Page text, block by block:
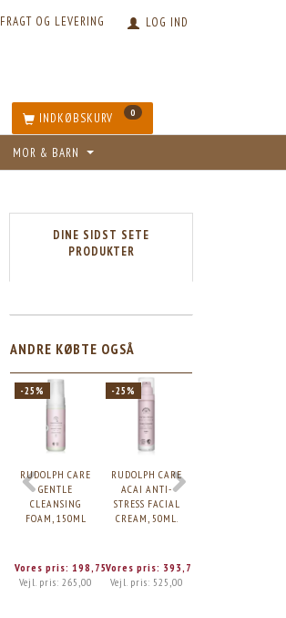
LOG IND
FRAGT OG LEVERING
INDKØBSKURV 0
MOR & BARN
DINE SIDST SETE
PRODUKTER
ANDRE KØBTE OGSÅ
-25%
RUDOLPH CARE
GENTLE
CLEANSING
FOAM, 150ML
Vores pris:198,75
Vejl. pris:265,00
-25%
RUDOLPH CARE
ACAI ANTI-
STRESS FACIAL
CREAM, 50ML.
Vores pris: 393,75
Vejl. pris: 525,00